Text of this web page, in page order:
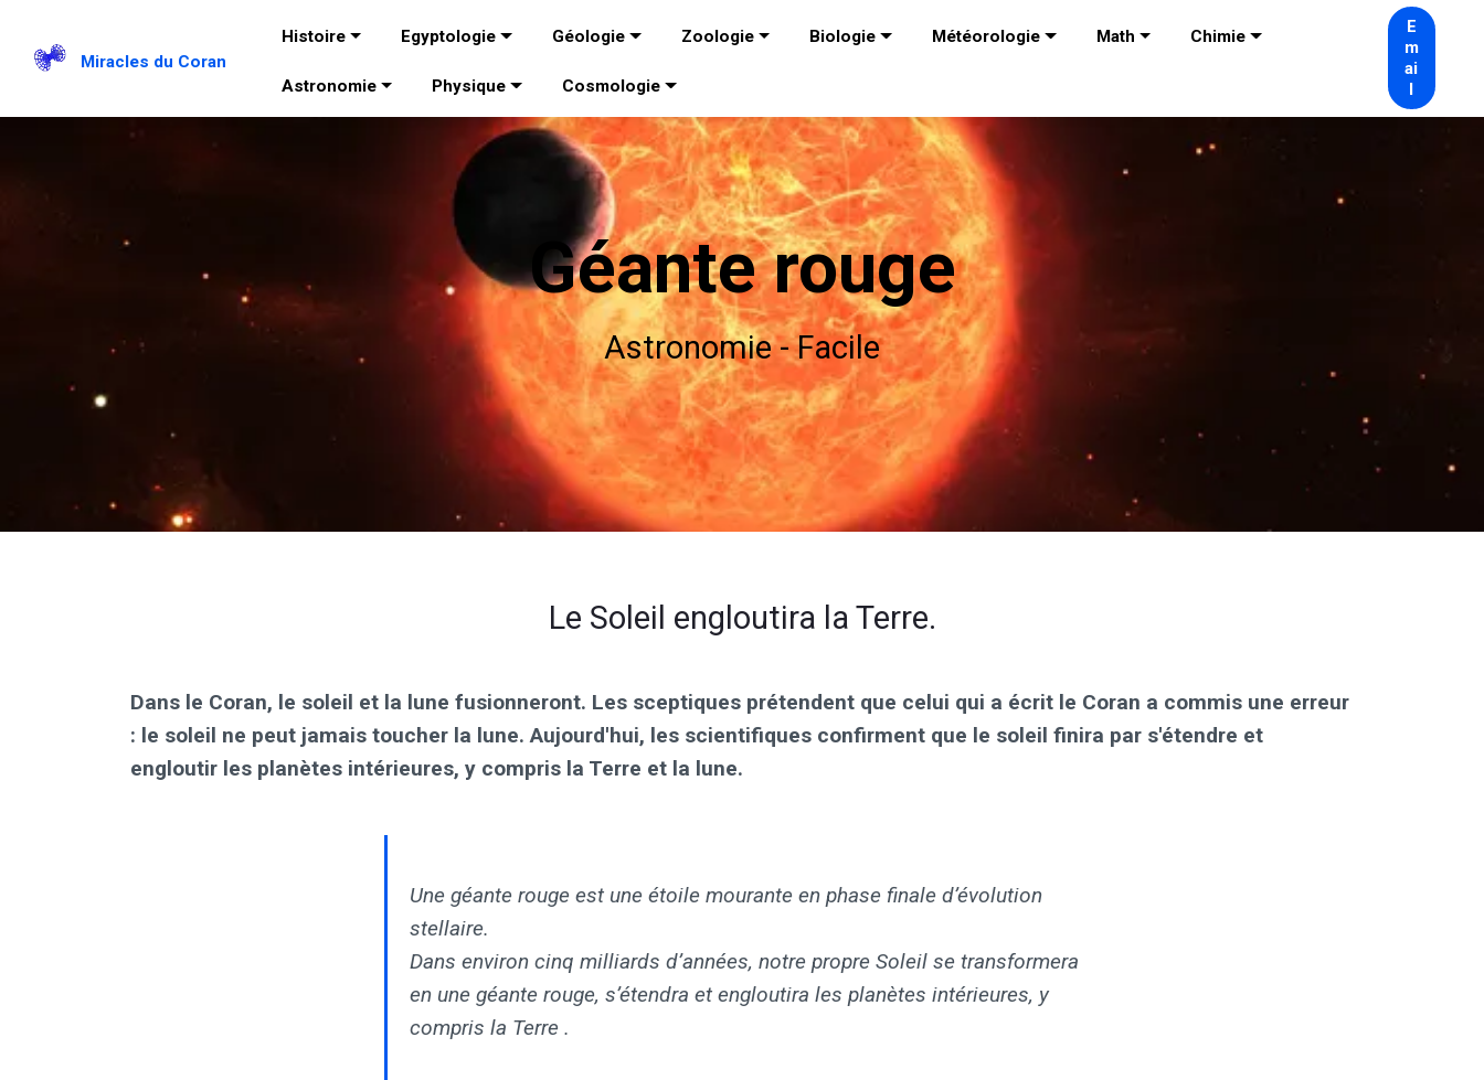
Miracles du Coran
Histoire Egyptologie Géologie Zoologie Biologie Météorologie Math Chimie
Astronomie Physique Cosmologie
E
m
ai
l
Géante rouge
Astronomie - Facile
Le Soleil engloutira la Terre.
Dans le Coran, le soleil et la lune fusionneront. Les sceptiques prétendent que celui qui a écrit le Coran a commis une erreur
: le soleil ne peut jamais toucher la lune. Aujourd'hui, les scientifiques confirment que le soleil finira par s'étendre et
engloutir les planètes intérieures, y compris la Terre et la lune.
Une géante rouge est une étoile mourante en phase finale d’évolution
stellaire.
Dans environ cinq milliards d’années, notre propre Soleil se transformera
en une géante rouge, s’étendra et engloutira les planètes intérieures, y
compris la Terre .